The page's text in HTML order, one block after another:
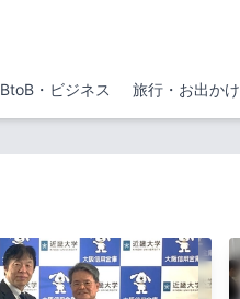
BtoB・ビジネス 旅行・お出かけ